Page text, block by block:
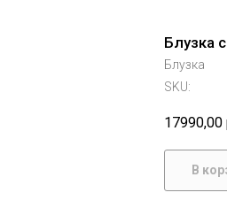
Блузка
Блузка
SKU:
17990,00
В